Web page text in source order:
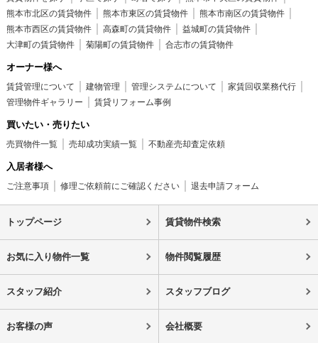
熊本市北区の賃貸物件
熊本市東区の賃貸物件
熊本市南区の賃貸物件
熊本市西区の賃貸物件
高森町の賃貸物件
益城町の賃貸物件
大津町の賃貸物件
菊陽町の賃貸物件 合志市の賃貸物件
オーナー様へ
賃貸管理について 建物管理 管理システムについて
家賃回収業務代行
管理物件ギャラリー
賃貸リフォーム事例
買いたい・売りたい
売買物件一覧 売却成功実績一覧 不動産売却査定依頼
入居者様へ
ご注意事項 修理ご依頼前にご確認ください 退去申請フォーム
トップページ 賃貸物件検索
お気に入り物件一覧 物件閲覧履歴
スタッフ紹介 スタッフブログ
お客様の声 会社概要